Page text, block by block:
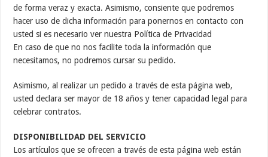
de forma veraz y exacta. Asimismo, consiente que podremos
hacer uso de dicha información para ponernos en contacto con
usted si es necesario ver nuestra Política de Privacidad
En caso de que no nos facilite toda la información que
necesitamos, no podremos cursar su pedido.
Asimismo, al realizar un pedido a través de esta página web,
usted declara ser mayor de 18 años y tener capacidad legal para
celebrar contratos.
DISPONIBILIDAD DEL SERVICIO
Los artículos que se ofrecen a través de esta página web están